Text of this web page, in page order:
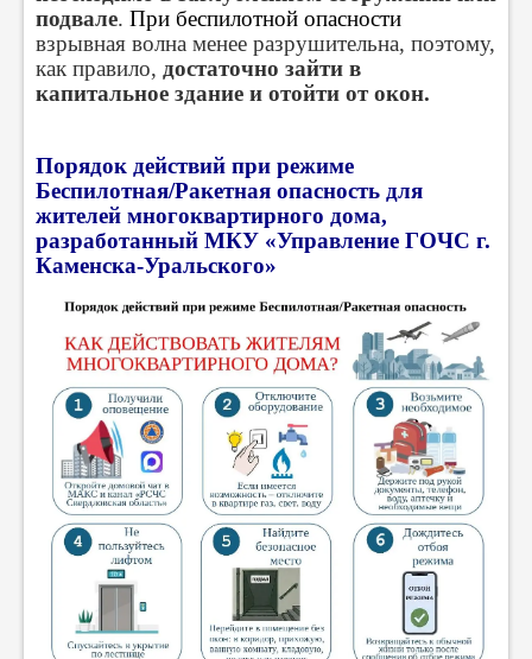
подвале. При беспилотной опасности
взрывная волна менее разрушительна, поэтому,
как правило, достаточно зайти в
капитальное здание и отойти от окон.
Порядок действий при режиме
Беспилотная/Ракетная опасность для
жителей многоквартирного дома,
разработанный МКУ «Управление ГОЧС г.
Каменска-Уральского»